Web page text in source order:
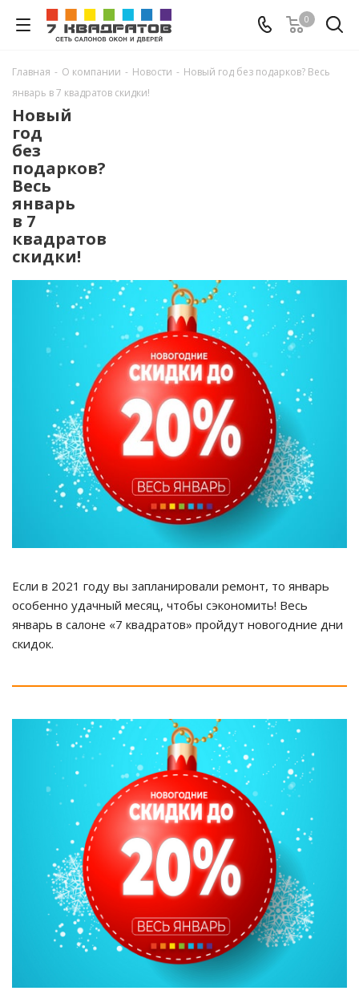
0
Главная - О компании - Новости - Новый год без подарков? Весь
январь в 7 квадратов скидки!
Новый
год
без
подарков?
Весь
январь
в 7
квадратов
скидки!
Если в 2021 году вы запланировали ремонт, то январь
особенно удачный месяц, чтобы сэкономить! Весь
январь в салоне «7 квадратов» пройдут новогодние дни
скидок.